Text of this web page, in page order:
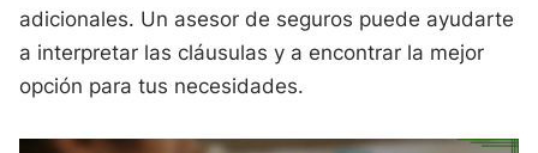
adicionales. Un asesor de seguros puede ayudarte
a interpretar las cláusulas y a encontrar la mejor
opción para tus necesidades.